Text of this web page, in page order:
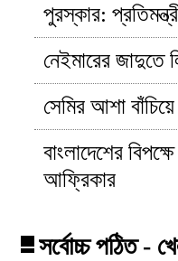
পুরস্কার:
নেইমারের
সেমির আশা
বাংলাদেশের
আফ্রিকার
সর্বোচ্চ পঠিত -